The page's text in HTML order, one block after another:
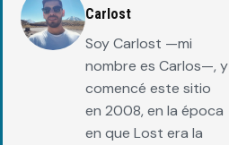
Carlost
Soy Carlost —mi
nombre es Carlos—, y
comencé este sitio
en 2008, en la época
en que Lost era la